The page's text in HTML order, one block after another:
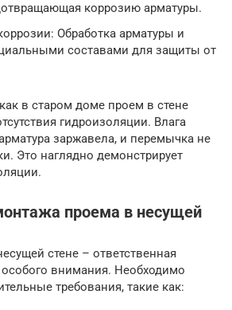
коррозию арматуры.
Обработка арматуры и
составами для защиты от
в старом доме проем в стене
гидроизоляции. Влага
заржавела, и перемычка не
Это наглядно демонстрирует
проема в несущей
стене – ответственная
внимания. Необходимо
требования, такие как: